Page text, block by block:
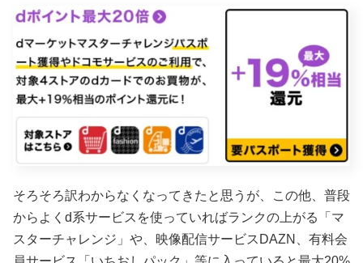
そろそろ訳わからなくなってきたと思うが、この他、普段
からよくd系サービスを使っていればランクの上がる「マ
スターチャレンジ」や、映像配信サービスDAZN、有料会